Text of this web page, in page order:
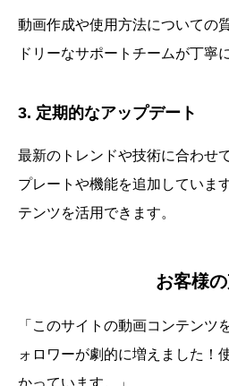
動画作成や使用方法についての
ドリーなサポートチームが丁寧
3. 定期的なアップデート
最新のトレンドや技術に合わせ
プレートや機能を追加していま
テンツを活用できます。
お客様
「このサイトの動画コンテンツ
ォロワーが劇的に増えました！
かっています。」